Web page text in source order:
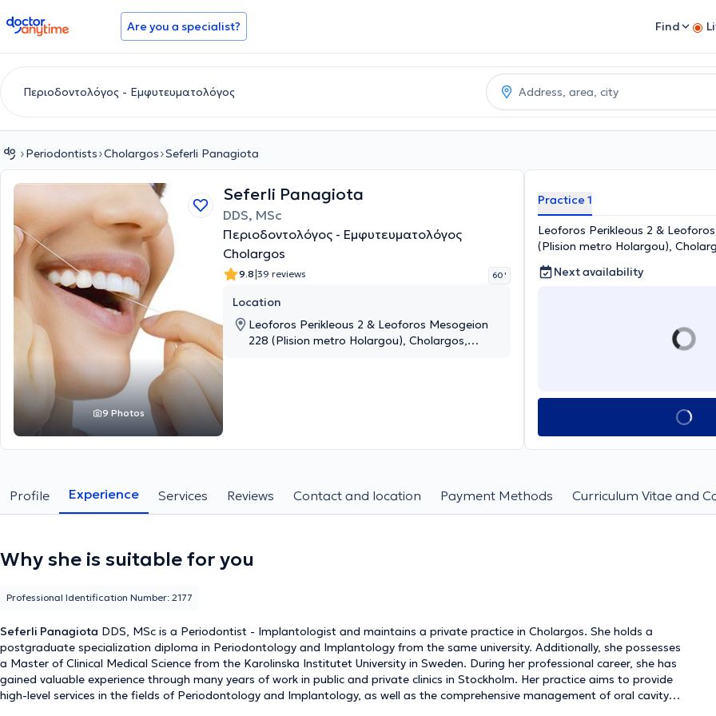
doctoranytime Are you a specialist? Find
Periodontists Cholargos Seferli Panagiota
9 Photos
Seferli Panagiota
DDS, MSc
Περιοδοντολόγος - Εμφυτευματολόγος
Cholargos
9.8|39 reviews 60 '
Location
Leoforos Perikleous 2 & Leoforos Mesogeion
228 (Plision metro Holargou), Cholargos,
Practice 1
Leoforos Perikleous 2 &
(Plision metro Holargou),
Next availability
Profile Experience Services Reviews Contact and location Payment Methods Curriculum Vitae and
Why she is suitable for you
Seferli Panagiota DDS, MSc is a Periodontist - Implantologist and maintains a private practice in Cholargos. She holds a
postgraduate specialization diploma in Periodontology and Implantology from the same university. Additionally, she possesses
a Master of Clinical Medical Science from the Karolinska Institutet University in Sweden. During her professional career, she has
gained valuable experience through many years of work in public and private clinics in Stockholm. Her practice aims to provide
high-level services in the fields of Periodontology and Implantology, as well as the comprehensive management of oral cavity
Professional Identification Number: 2177